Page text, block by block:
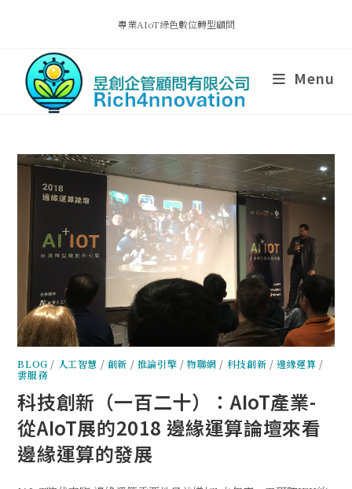
專業AIoT綠色數位轉型顧問
Menu
BLOG / 人工智慧 / 創新 / 推論引擎 /物聯網 / 科技創新 / 邊緣運算 /
雲服務
科技創新（一百二十）：AIoT產業-
從AIoT展的2018 邊緣運算論壇來看
邊緣運算的發展